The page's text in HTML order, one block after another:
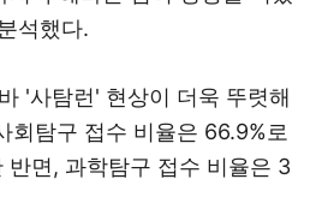
석했다.
'사탐런' 현상이 더욱 뚜렷해
회탐구 접수 비율은 66.9%로
반면, 과학탐구 접수 비율은 3